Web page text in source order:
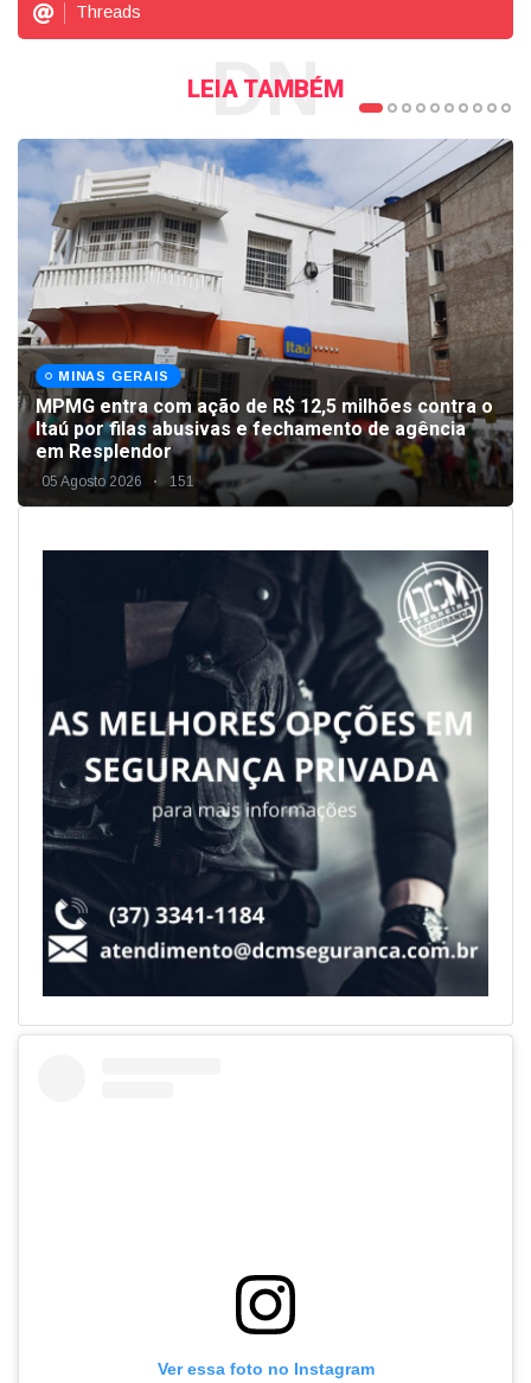
Threads
LEIA TAMBÉM
DN
MINAS GERAIS
MPMG entra com ação de R$ 12,5 milhões contra o
Itaú por filas abusivas e fechamento de agência
em Resplendor
05 Agosto 2026 151
Ver essa foto no Instagram